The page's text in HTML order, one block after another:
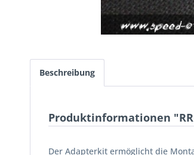
Beschreibung
Produktinformationen
Der Adapterkit ermöglicht die